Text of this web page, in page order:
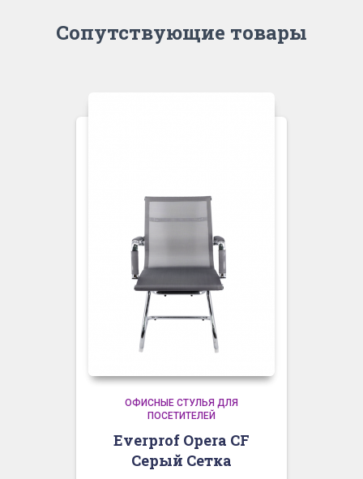
Сопутствующие товары
ОФИСНЫЕ СТУЛЬЯ ДЛЯ
ПОСЕТИТЕЛЕЙ
Everprof Opera CF
Серый Сетка